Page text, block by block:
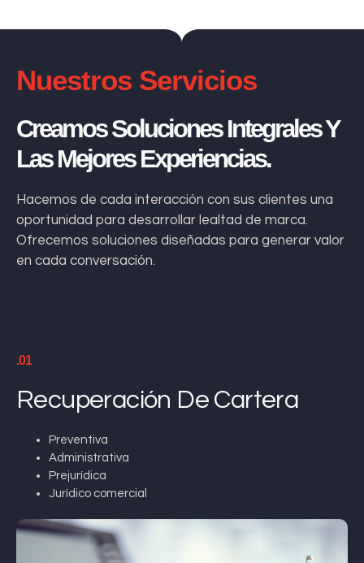
Nuestros Servicios
Creamos Soluciones Integrales Y
Las Mejores Experiencias.
Hacemos de cada interacción con sus clientes una
oportunidad para desarrollar lealtad de marca.
Ofrecemos soluciones diseñadas para generar valor
en cada conversación.
.01
Recuperación De Cartera
Preventiva
Administrativa
Prejurídica
Jurídico comercial